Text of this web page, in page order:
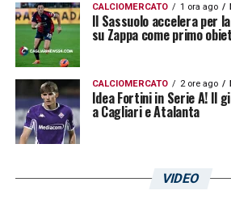
CALCIOMERCATO 1 ora ago
Il Sassuolo accelera per
su Zappa come primo
CALCIOMERCATO 2 ore ago
Idea Fortini in Serie A! Il
a Cagliari e Atalanta
VIDEO